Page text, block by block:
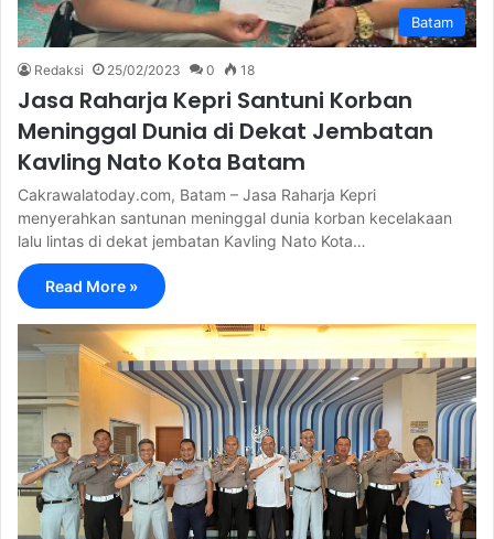
Batam
Redaksi 25/02/2023 0 18
Jasa Raharja Kepri Santuni Korban
Meninggal Dunia di Dekat Jembatan
Kavling Nato Kota Batam
Cakrawalatoday.com, Batam – Jasa Raharja Kepri
menyerahkan santunan meninggal dunia korban kecelakaan
lalu lintas di dekat jembatan Kavling Nato Kota…
Read More »